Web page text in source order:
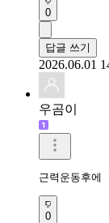
0
답글 쓰기
2026.06.01
우곰이
근력운동후
0